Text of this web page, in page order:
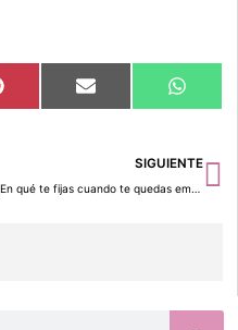
Compartir
en
Pinterest Compartir
en
Email
en
SIGUIENTE
¿En qué te fijas cuando te quedas embarazada?